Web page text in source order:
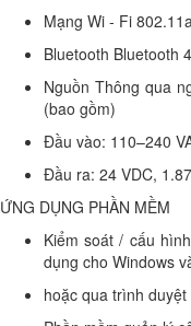
Mạng Wi ‑ Fi
Bluetooth Bluetooth
Nguồn Thông qua
(bao gồm)
Đầu vào: 110–240
Đầu ra: 24 VDC,
ỨNG DỤNG PHẦN MỀM
Kiểm soát / cấu
dụng cho Windows
hoặc qua trình duyệt